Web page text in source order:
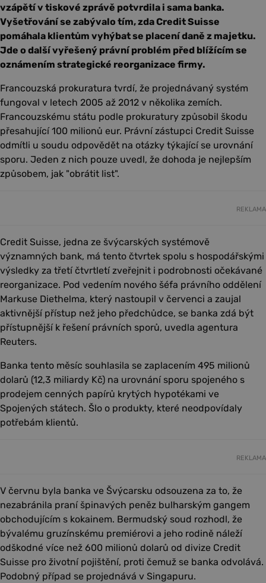
vzápětí v tiskové zprávě potvrdila i sama banka.
Vyšetřování se zabývalo tím, zda Credit Suisse
pomáhala klientům vyhýbat se placení daně z majetku.
Jde o další vyřešený právní problém před blížícím se
oznámením strategické reorganizace firmy.
Francouzská prokuratura tvrdí, že projednávaný systém
fungoval v letech 2005 až 2012 v několika zemích.
Francouzskému státu podle prokuratury způsobil škodu
přesahující 100 milionů eur. Právní zástupci Credit Suisse
odmítli u soudu odpovědět na otázky týkající se urovnání
sporu. Jeden z nich pouze uvedl, že dohoda je nejlepším
způsobem, jak "obrátit list".
REKLAMA
Credit Suisse, jedna ze švýcarských systémově
významných bank, má tento čtvrtek spolu s hospodářskými
výsledky za třetí čtvrtletí zveřejnit i podrobnosti očekávané
reorganizace. Pod vedením nového šéfa právního oddělení
Markuse Diethelma, který nastoupil v červenci a zaujal
aktivnější přístup než jeho předchůdce, se banka zdá být
přístupnější k řešení právních sporů, uvedla agentura
Reuters.
Banka tento měsíc souhlasila se zaplacením 495 milionů
dolarů (12,3 miliardy Kč) na urovnání sporu spojeného s
prodejem cenných papírů krytých hypotékami ve
Spojených státech. Šlo o produkty, které neodpovídaly
potřebám klientů.
REKLAMA
V červnu byla banka ve Švýcarsku odsouzena za to, že
nezabránila praní špinavých peněz bulharským gangem
obchodujícím s kokainem. Bermudský soud rozhodl, že
bývalému gruzínskému premiérovi a jeho rodině náleží
odškodné více než 600 milionů dolarů od divize Credit
Suisse pro životní pojištění, proti čemuž se banka odvolává.
Podobný případ se projednává v Singapuru.